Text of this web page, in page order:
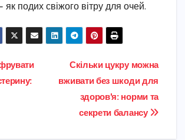
як подих свіжого вітру для очей.
Скільки цукру можна
вживати без шкоди для
здоровʼя: норми та
секрети балансу